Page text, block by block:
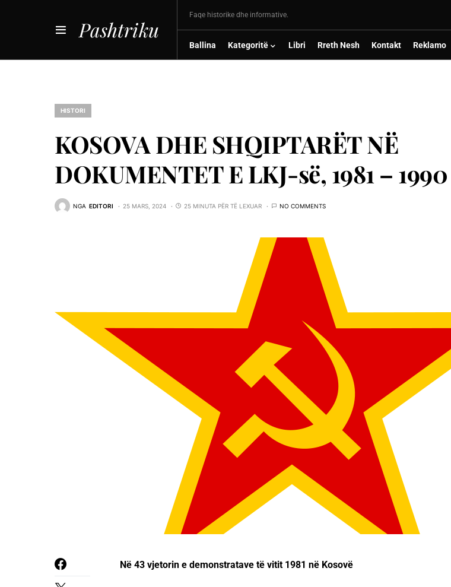
Pashtriku
Faqe historike dhe informative.
Ballina Kategoritë Libri Rreth Nesh Kontakt Reklamo
HISTORI
KOSOVA DHE SHQIPTARËT NË
DOKUMENTET E LKJ-së, 1981 – 1990
NGA EDITORI 25 MARS, 2024 25 MINUTA PËR TË LEXUAR NO COMMENTS
Në 43 vjetorin e demonstratave të vitit 1981 në Kosovë